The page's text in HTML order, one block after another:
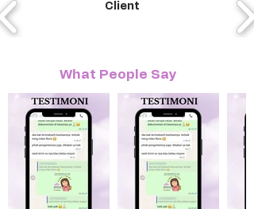
Client
What People Say